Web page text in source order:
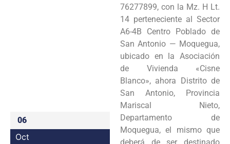
06
Oct
76277899, con la Mz. H Lt.
14 perteneciente al Sector
A6-4B Centro Poblado de
San Antonio — Moquegua,
ubicado en la Asociación
de Vivienda «Cisne
Blanco», ahora Distrito de
San Antonio, Provincia
Mariscal Nieto,
Departamento de
Moquegua, el mismo que
deberá de ser destinado